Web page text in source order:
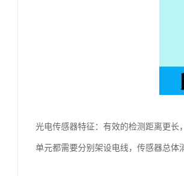
光电传感器特征：有效的检测距离更长
单元都需要分别架设电线，传感器总体